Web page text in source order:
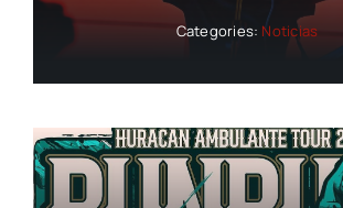
Categories: Noticias